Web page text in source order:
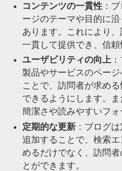
コンテンツの一貫性：ブ
ージのテーマや目的に
あります。これにより
一貫して提供でき、信頼
ユーザビリティの向上：
製品やサービスのペー
ことで、訪問者が求め
できるようにします。
簡潔さや読みやすいフォ
定期的な更新：ブログ
追加することで、検索
めるだけでなく、訪問
とができます。